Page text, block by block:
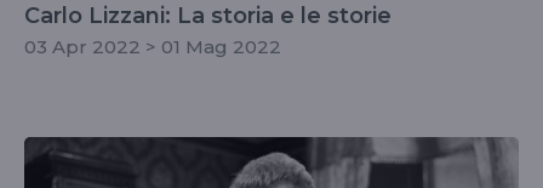
Carlo Lizzani: La storia e le storie
03 Apr 2022 > 01 Mag 2022